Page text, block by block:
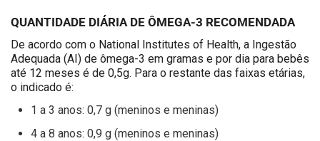
QUANTIDADE DIÁRIA DE ÔMEGA-3 RECOMENDADA
De acordo com o National Institutes of Health, a Ingestão
Adequada (AI) de ômega-3 em gramas e por dia para bebês
até 12 meses é de 0,5g. Para o restante das faixas etárias,
o indicado é:
1 a 3 anos: 0,7 g (meninos e meninas)
4 a 8 anos: 0,9 g (meninos e meninas)